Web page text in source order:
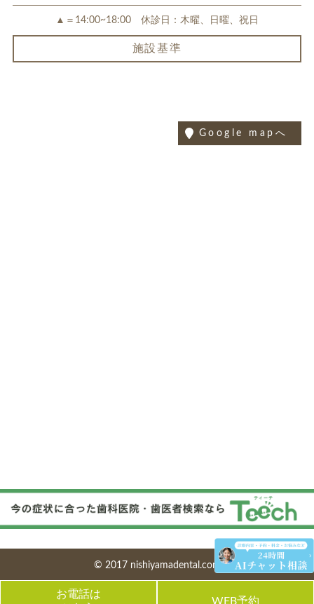
お電話は
WEB予約
▲＝14:00~18:00 休診日：木曜、日曜、祝日
施設基準
Google mapへ
© 2017 nishiyamadental.com